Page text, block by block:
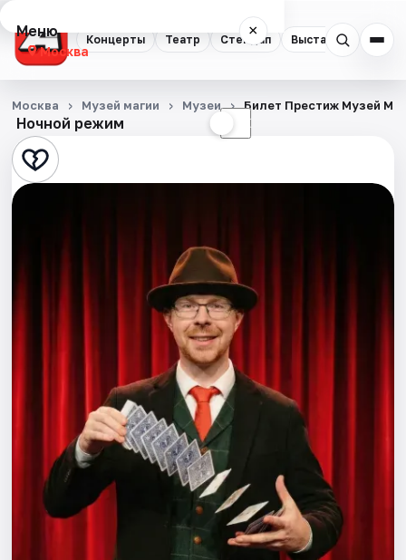
Концерты Театр Стендап Выставки
Меню ×
Москва
Концерты
Театр
Стендап
Города
Ночной режим ☾
Москва Музей магии Музеи Билет Престиж Музей